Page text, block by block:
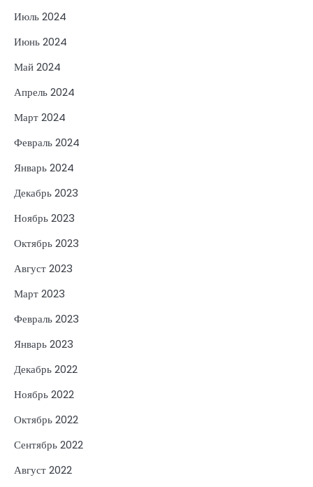
Июль 2024
Июнь 2024
Май 2024
Апрель 2024
Март 2024
Февраль 2024
Январь 2024
Декабрь 2023
Ноябрь 2023
Октябрь 2023
Август 2023
Март 2023
Февраль 2023
Январь 2023
Декабрь 2022
Ноябрь 2022
Октябрь 2022
Сентябрь 2022
Август 2022